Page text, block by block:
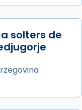
i
solters de